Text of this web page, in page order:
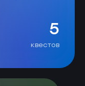
5
квестов